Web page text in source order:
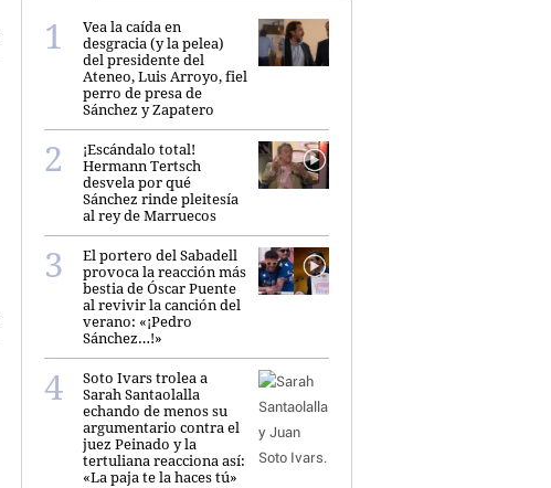
Vea la caída en
desgracia (y la pelea)
del presidente del
Ateneo, Luis Arroyo, fiel
perro de presa de
Sánchez y Zapatero
¡Escándalo total!
Hermann Tertsch
desvela por qué
Sánchez rinde pleitesía
al rey de Marruecos
El portero del Sabadell
provoca la reacción más
bestia de Óscar Puente
al revivir la canción del
verano: «¡Pedro
Sánchez…!»
Soto Ivars trolea a
Sarah Santaolalla
echando de menos su
argumentario contra el
juez Peinado y la
tertuliana reacciona así:
«La paja te la haces tú»